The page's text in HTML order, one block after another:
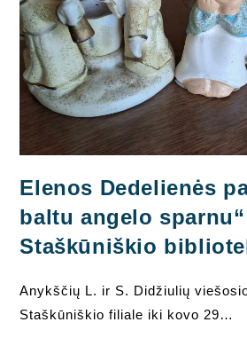
Elenos Dedelienės
baltu angelo sparnu“
Staškūniškio
Anykščių L. ir S. Didžiulių
Staškūniškio filiale iki kovo 29…